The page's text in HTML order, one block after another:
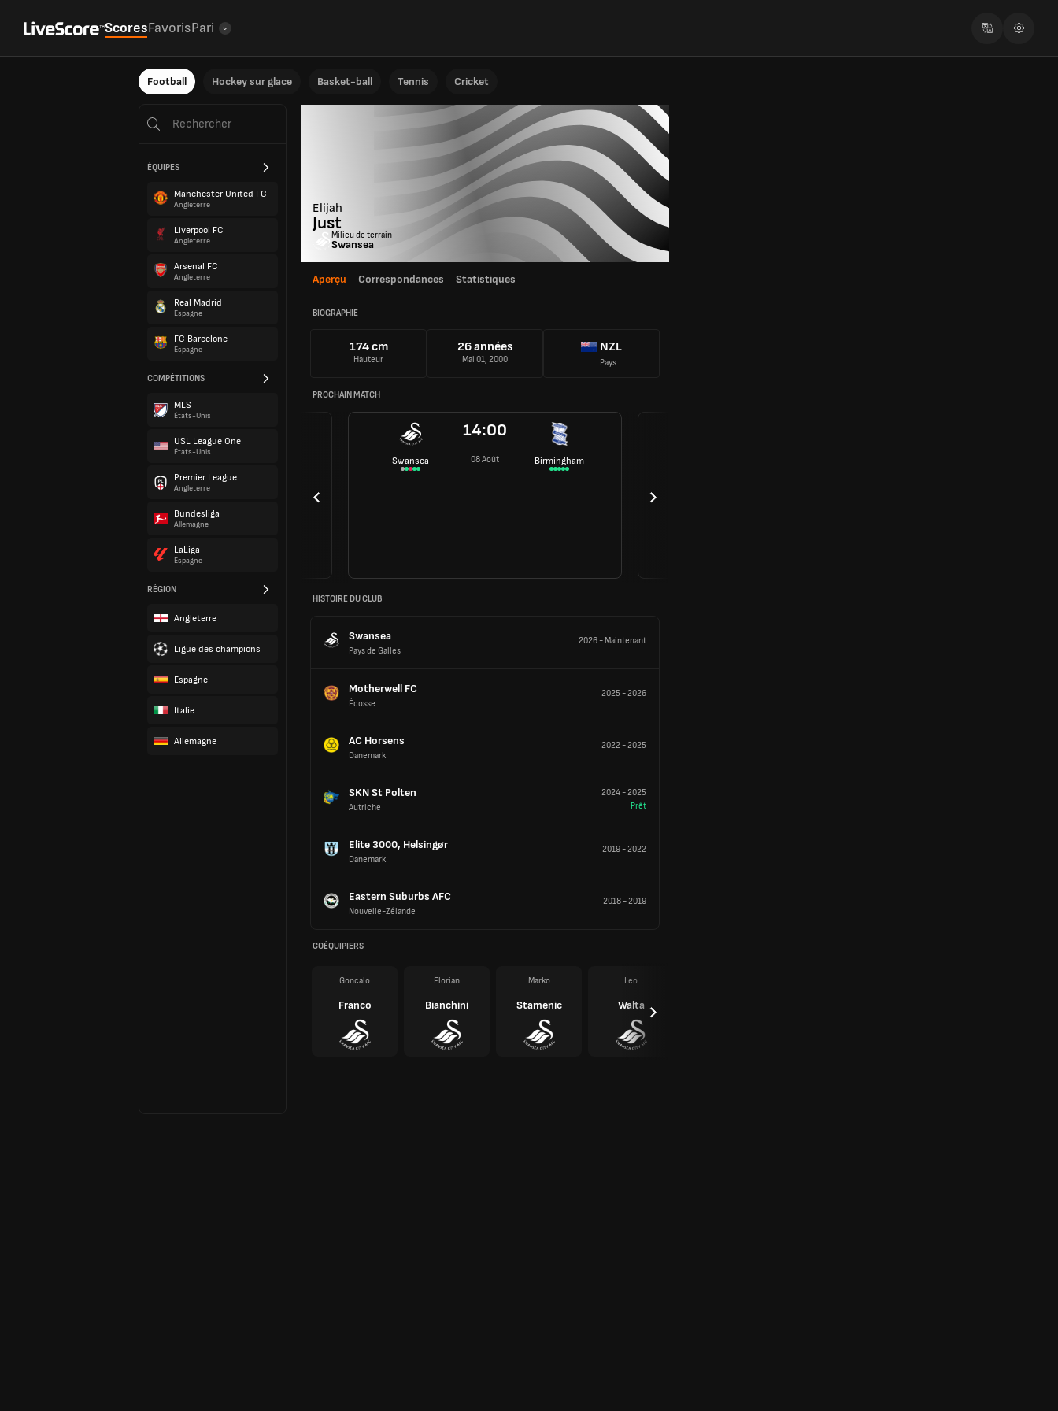
ScoresFavorisPari
Football Hockey sur glace Basket-ball Tennis Cricket
ÉQUIPES
Manchester United FC
Angleterre
Liverpool FC
Angleterre
Arsenal FC
Angleterre
Real Madrid
Espagne
FC Barcelone
Espagne
COMPÉTITIONS
MLS
États-Unis
USL League One
États-Unis
Premier League
Angleterre
Bundesliga
Allemagne
LaLiga
Espagne
RÉGION
Angleterre
Ligue des champions
Espagne
Italie
Allemagne
Elijah
Just
Milieu de terrain
Swansea
Aperçu Correspondances Statistiques
BIOGRAPHIE
174 cm
Hauteur
26 années
Mai 01, 2000
NZL
Pays
PROCHAIN MATCH
Swansea
14:00
08 Août Birmingham
HISTOIRE DU CLUB
Swansea
Pays de Galles
2026- Maintenant
Motherwell FC
Écosse
2025 -2026
AC Horsens
Danemark
2022-2025
SKN St Polten
Autriche
2024-2025
Prêt
Elite 3000, Helsingør
Danemark
2019-2022
Eastern Suburbs AFC
Nouvelle-Zélande
2018-2019
COÉQUIPIERS
Goncalo
Franco
Florian
Bianchini
Marko
Stamenic
Leo
Walta